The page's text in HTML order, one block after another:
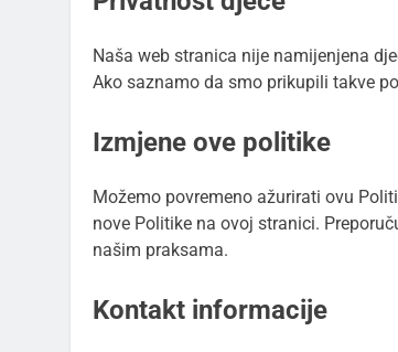
Naša web stranica nije namijenjena
Ako saznamo da smo prikupili takve
Izmjene ove politike
Možemo povremeno ažurirati ovu
nove Politike na ovoj stranici.
našim praksama.
Kontakt informacije